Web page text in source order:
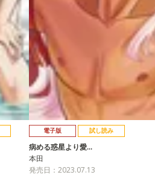
電子版 試し読み
病める惑星より愛…
本田
発売日：2023.07.13